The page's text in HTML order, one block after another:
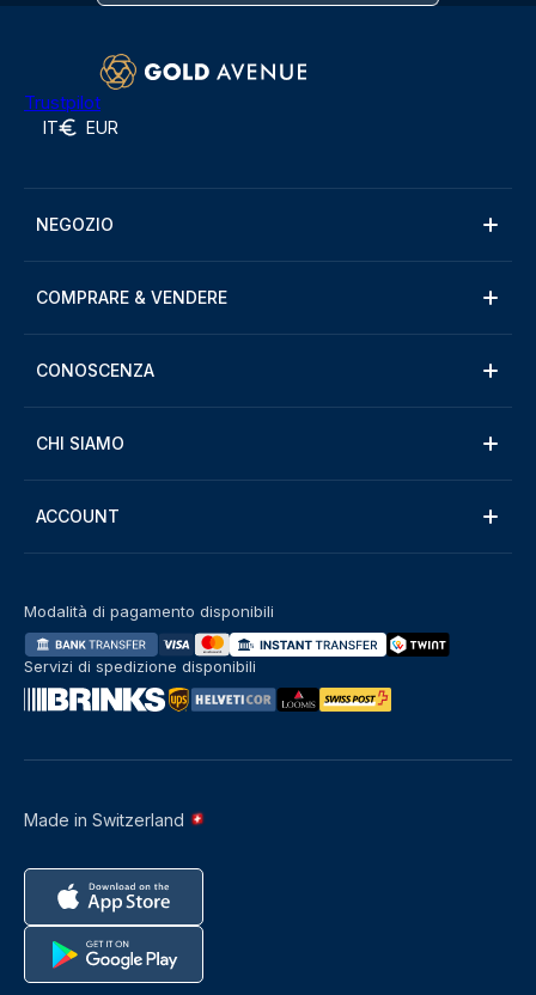
Trustpilot
IT EUR
NEGOZIO
COMPRARE & VENDERE
CONOSCENZA
CHI SIAMO
ACCOUNT
Made in Switzerland
Modalità di pagamento disponibili
Servizi di spedizione disponibili